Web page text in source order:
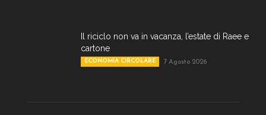
Il riciclo non va in vacanza, l’estate di Raee e
cartone
ECONOMIA CIRCOLARE 7 Agosto 2026